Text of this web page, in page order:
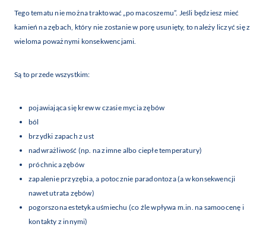
Tego tematu nie można traktować „po macoszemu”. Jeśli będziesz mieć
kamień na zębach, który nie zostanie w porę usunięty, to należy liczyć się z
wieloma poważnymi konsekwencjami.
Są to przede wszystkim:
pojawiająca się krew w czasie mycia zębów
ból
brzydki zapach z ust
nadwrażliwość (np. na zimne albo ciepłe temperatury)
próchnica zębów
zapalenie przyzębia, a potocznie paradontoza (a w konsekwencji
nawet utrata zębów)
pogorszona estetyka uśmiechu (co źle wpływa m.in. na samoocenę i
kontakty z innymi)